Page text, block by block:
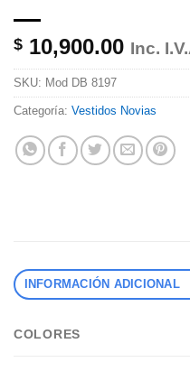
$ 10,900.00 Inc.
SKU: Mod DB 8197
Categoría: Vestidos Novias
INFORMACIÓN ADICIONAL
COLORES